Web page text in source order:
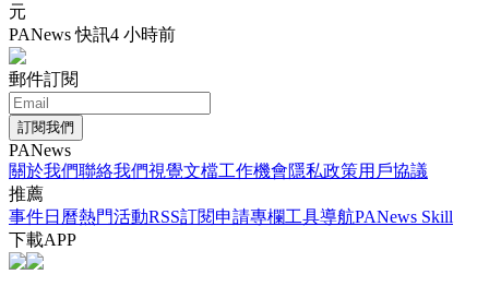
元
PANews 快訊4 小時前
郵件訂閱
訂閱我們
PANews
關於我們聯絡我們視覺文檔工作機會隱私政策用戶協議
推薦
事件日曆熱門活動RSS訂閱申請專欄工具導航PANews Skill
下載APP